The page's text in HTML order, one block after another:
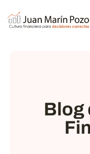
Blog